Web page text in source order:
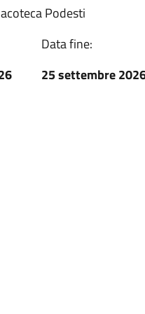
Podesti
Data fine:
25 settembre